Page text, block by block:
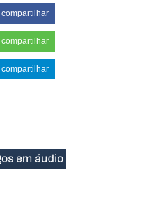
compartilhar
compartilhar
compartilhar